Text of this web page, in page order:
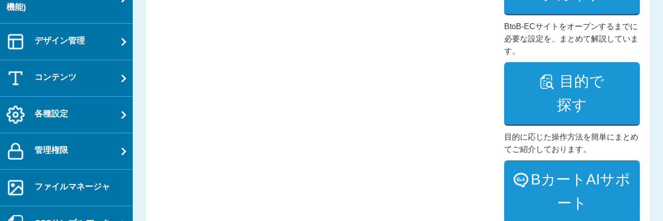
機能)
デザイン管理
コンテンツ
各種設定
管理権限
ファイルマネージャ
BtoB-ECサイトをオープンするまでに
必要な設定を、まとめて解説していま
す。
目的で
探す
目的に応じた操作方法を簡単にまとめ
てご紹介しております。
BカートAIサポ
ート